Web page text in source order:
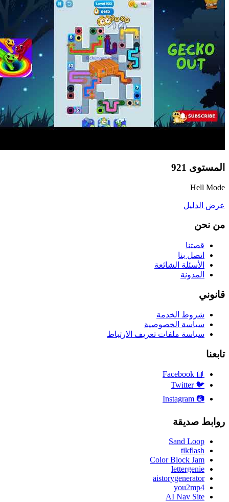
المستوى 921
Hell Mode
عرض الدليل
من نحن
قصتنا
اتصل بنا
الأسئلة الشائعة
المدونة
قانوني
شروط الخدمة
سياسة الخصوصية
سياسة ملفات تعريف الارتباط
تابعنا
📘
🐦
Twitter
📷
روابط صديقة
Sand Loop
tikflash
Color Block Jam
lettergenie
aistorygenerator
you2mp4
AI Nav Site